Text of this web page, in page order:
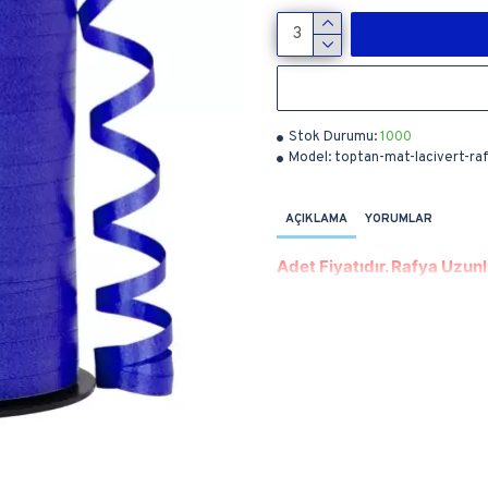
Stok Durumu:1000
Model: toptan-mat-lacivert-
AÇIKLAMA YORUMLAR
Adet Fiyatıdır. Rafya